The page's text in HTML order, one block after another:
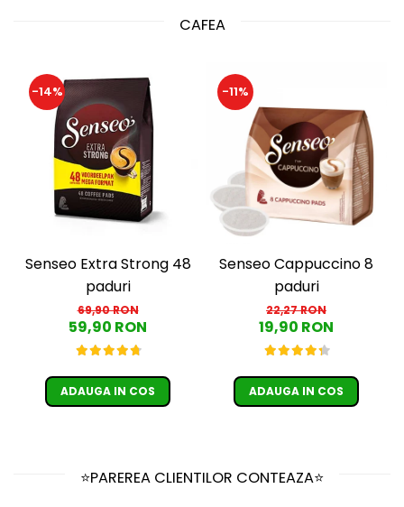
CAFEA
-14%
Senseo Extra Strong 48
paduri
69,90 RON
59,90 RON
ADAUGA IN COS
-11%
Senseo Cappuccino 8
paduri
22,27 RON
19,90 RON
ADAUGA IN COS
⭐PAREREA CLIENTILOR CONTEAZA⭐